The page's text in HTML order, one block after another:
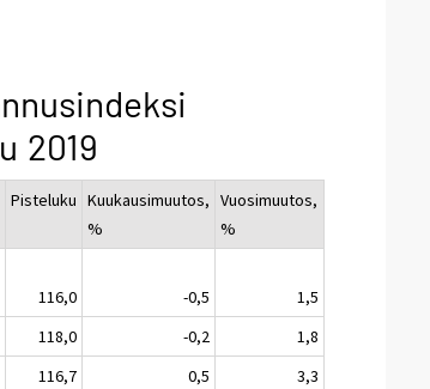
2019
Pisteluku Kuukausimuutos,
%
Vuosimuutos,
%
116,0 -0,5
1,5
118,0 -0,2
1,8
116,7 0,5
3,3